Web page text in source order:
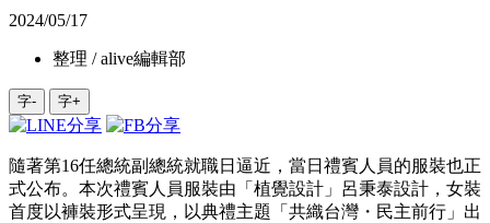
2024/05/17
整理 / alive編輯部
字- 字+
隨著第16任總統副總統就職日逼近，當日禮賓人員的服裝也正
式公布。本次禮賓人員服裝由「植覺設計」呂秉泰設計，女裝
首度以褲裝形式呈現，以典禮主題「共織台灣・民主前行」出